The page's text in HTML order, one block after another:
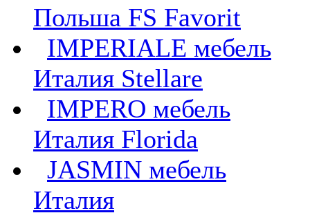
Польша FS Favorit
IMPERIALE мебель
Италия Stellare
IMPERO мебель
Италия Florida
JASMIN мебель
Италия